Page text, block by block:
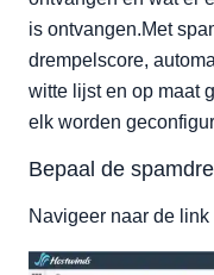
is ontvangen.Met
drempelscore,
witte lijst en op maat
elk worden
Bepaal de
Navigeer naar de